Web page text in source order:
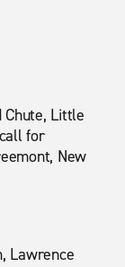
Little
for
New
Lawrence